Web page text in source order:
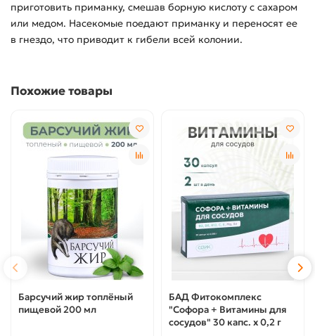
приготовить приманку, смешав борную кислоту с сахаром
или медом. Насекомые поедают приманку и переносят ее
в гнездо, что приводит к гибели всей колонии.
Похожие товары
Барсучий жир топлёный
пищевой 200 мл
БАД Фитокомплекс
"Софора + Витамины для
сосудов" 30 капс. х 0,2 г